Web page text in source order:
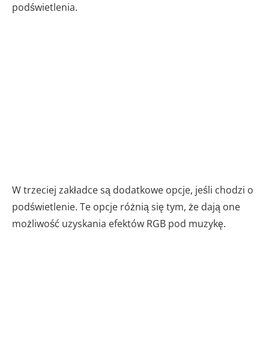
podświetlenia.
W trzeciej zakładce są dodatkowe opcje, jeśli chodzi o
podświetlenie. Te opcje różnią się tym, że dają one
możliwość uzyskania efektów RGB pod muzykę.